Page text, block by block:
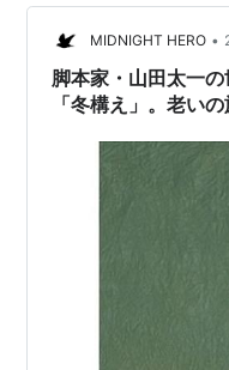
をよく演じていた小沢
で死を待つしかない老
高齢女性…
MIDNIGHT HERO •
脚本家・山田太一
「冬構え」。老い